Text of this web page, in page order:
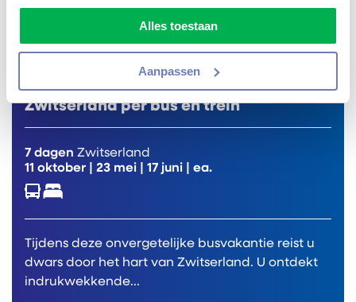
Alles toestaan
Aanpassen
9,3 Excellent!
Zwitserland per bus en trein
7 dagen Zwitserland
11 oktober
23 mei 17 juni | ea.
Tijdens deze onvergetelijke busvakantie reist u
dwars door het hart van Zwitserland. U ontdekt
indrukwekkende...